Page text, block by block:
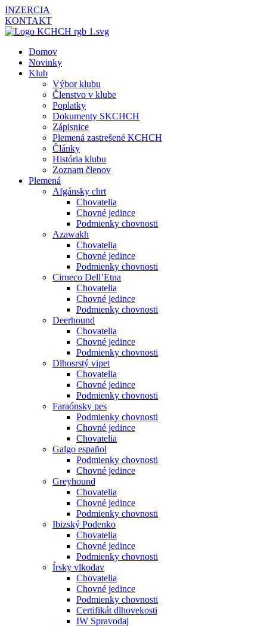
INZERCIA
KONTAKT
Domov
Novinky
Klub
Výbor klubu
Členstvo v klube
Poplatky
Dokumenty SKCHCH
Zápisnice
Plemená zastrešené KCHCH
Články
História klubu
Zoznam členov
Plemená
Afgánsky chrt
Chovatelia
Chovné jedince
Podmienky chovnosti
Azawakh
Chovatelia
Chovné jedince
Podmienky chovnosti
Cirneco Dell’Etna
Chovatelia
Chovné jedince
Podmienky chovnosti
Deerhound
Chovatelia
Chovné jedince
Podmienky chovnosti
Dlhosrstý vipet
Chovatelia
Chovné jedince
Podmienky chovnosti
Faraónsky pes
Podmienky chovnosti
Chovné jedince
Chovatelia
Galgo español
Podmienky chovnosti
Chovné jedince
Greyhound
Chovatelia
Chovné jedince
Podmienky chovnosti
Ibizský Podenko
Chovatelia
Chovné jedince
Podmienky chovnosti
Írsky vlkodav
Chovatelia
Chovné jedince
Podmienky chovnosti
Certifikát dlhovekosti
IW Spravodaj